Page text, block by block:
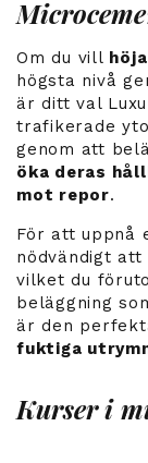
Om du vill
högsta nivå
är ditt val
trafikerade
genom att
öka deras
mot repor.
För att uppnå
nödvändigt
vilket du
beläggning
är den
fuktiga
Kurser i